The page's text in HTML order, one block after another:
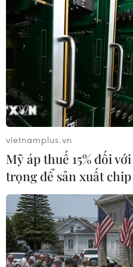
Giáo sư Siegfried Hecker
đưa ra nhận định phản
Yongbyon đã quá cũ để
một nhượng bộ lớn của
vietnamplus.vn
Mỹ áp thuế 15% đối
trọng để sản xuất chip